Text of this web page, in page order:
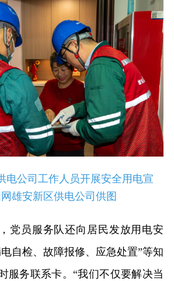
电公司工作人员开展安全用电宣
雄安新区供电公司供图
党员服务队还向居民发放用电安
自检、故障报修、应急处置”等知
服务联系卡。“我们不仅要解决当